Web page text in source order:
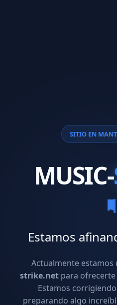
SITIO EN
MUSIC-
Estamos
Actualmente estamos
strike.netpara ofrecerte
Estamos